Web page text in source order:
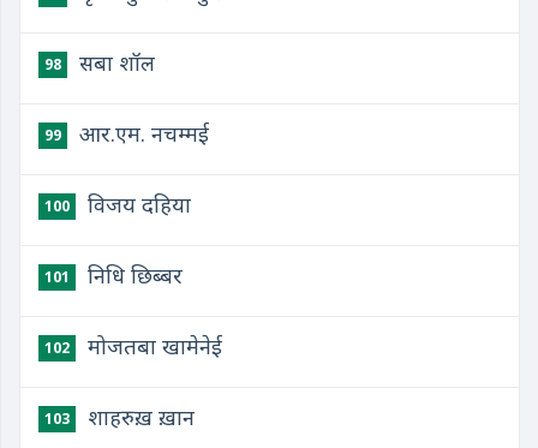
98 सबा शॉल
99 आर.एम. नचम्मई
100 विजय दहिया
101 निधि छिब्बर
102 मोजतबा खामेनेई
103 शाहरुख़ ख़ान